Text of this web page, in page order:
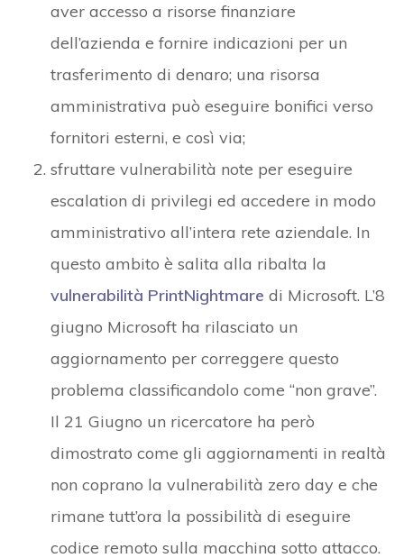
aver accesso a risorse finanziare
dell’azienda e fornire indicazioni per un
trasferimento di denaro; una risorsa
amministrativa può eseguire bonifici verso
fornitori esterni, e così via;
sfruttare vulnerabilità note per eseguire
escalation di privilegi ed accedere in modo
amministrativo all’intera rete aziendale. In
questo ambito è salita alla ribalta la
vulnerabilità PrintNightmare di Microsoft. L’8
giugno Microsoft ha rilasciato un
aggiornamento per correggere questo
problema classificandolo come “non grave”.
Il 21 Giugno un ricercatore ha però
dimostrato come gli aggiornamenti in realtà
non coprano la vulnerabilità zero day e che
rimane tutt’ora la possibilità di eseguire
codice remoto sulla macchina sotto attacco.